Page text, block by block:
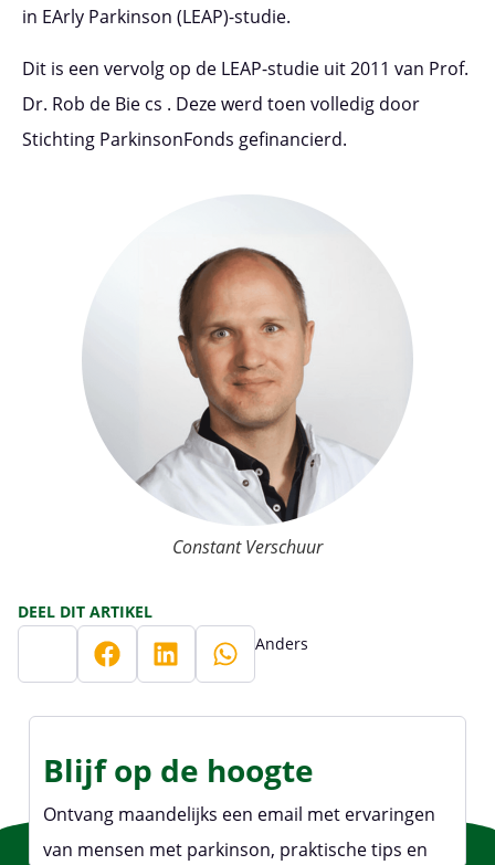
in EArly Parkinson (LEAP)-studie.
Dit is een vervolg op de LEAP-studie uit 2011 van Prof.
Dr. Rob de Bie cs . Deze werd toen volledig door
Stichting ParkinsonFonds gefinancierd.
Constant Verschuur
DEEL DIT ARTIKEL
Anders
Blijf op de hoogte
Ontvang maandelijks een email met ervaringen
van mensen met parkinson, praktische tips en